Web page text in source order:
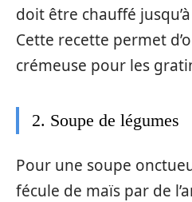
doit être chauffé
Cette recette permet
crémeuse pour les
2. Soupe de légumes
Pour une soupe
fécule de maïs par de